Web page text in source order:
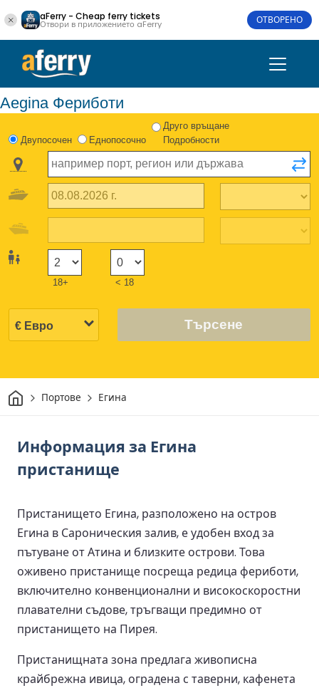
aFerry - Cheap ferry tickets
Отвори в приложението aFerry ОТВОРЕНО
Aegina Фериботи
Двупосочен Еднопосочно
Друго връщане
Подробности
18+ < 18
Търсене
Начало
Портове Егина
Информация за Егина
пристанище
Пристанището Егина, разположено на остров
Егина в Сароническия залив, е удобен вход за
пътуване от Атина и близките острови. Това
оживено пристанище посреща редица фериботи,
включително конвенционални и високоскоростни
плавателни съдове, тръгващи предимно от
пристанището на Пирея.
Пристанищната зона предлага живописна
крайбрежна ивица, оградена с таверни, кафенета